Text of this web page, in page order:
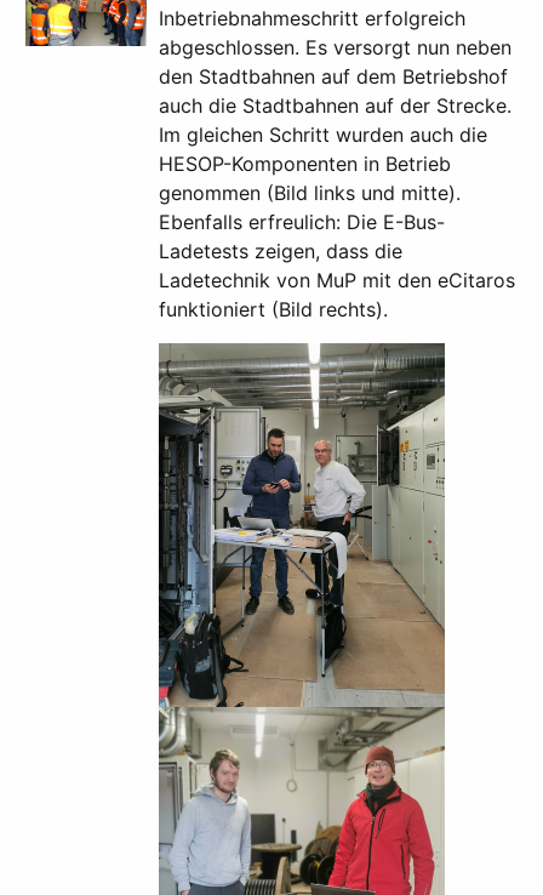
Inbetriebnahmeschritt erfolgreich
abgeschlossen. Es versorgt nun neben
den Stadtbahnen auf dem Betriebshof
auch die Stadtbahnen auf der Strecke.
Im gleichen Schritt wurden auch die
HESOP-Komponenten in Betrieb
genommen (Bild links und mitte).
Ebenfalls erfreulich: Die E-Bus-
Ladetests zeigen, dass die
Ladetechnik von MuP mit den eCitaros
funktioniert (Bild rechts).